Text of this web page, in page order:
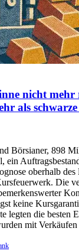
nicht mehr
als
Börsianer, 898
ein
oberhalb des
Die
keine
legten die besten
mit